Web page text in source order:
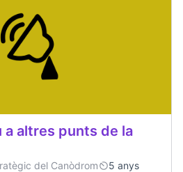
a altres punts de la
del Canòdrom
5 anys